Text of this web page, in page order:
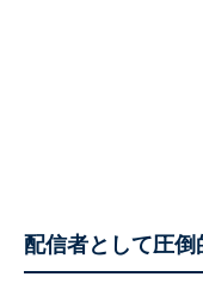
配信者として圧